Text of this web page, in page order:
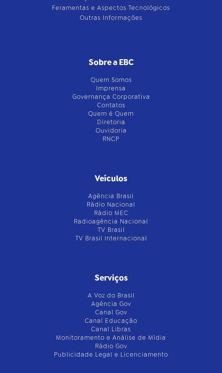
Feramentas e Aspectos Tecnológicos
Outras Informações
Sobre a EBC
Quem Somos
Imprensa
Governança Corporativa
Contatos
Quem é Quem
Diretoria
Ouvidoria
RNCP
Veículos
Agência Brasil
Rádio Nacional
Rádio MEC
Radioagência Nacional
TV Brasil
TV Brasil Internacional
Serviços
A Voz do Brasil
Agência Gov
Canal Gov
Canal Educação
Canal Libras
Monitoramento e Análise de Mídia
Rádio Gov
Publicidade Legal e Licenciamento